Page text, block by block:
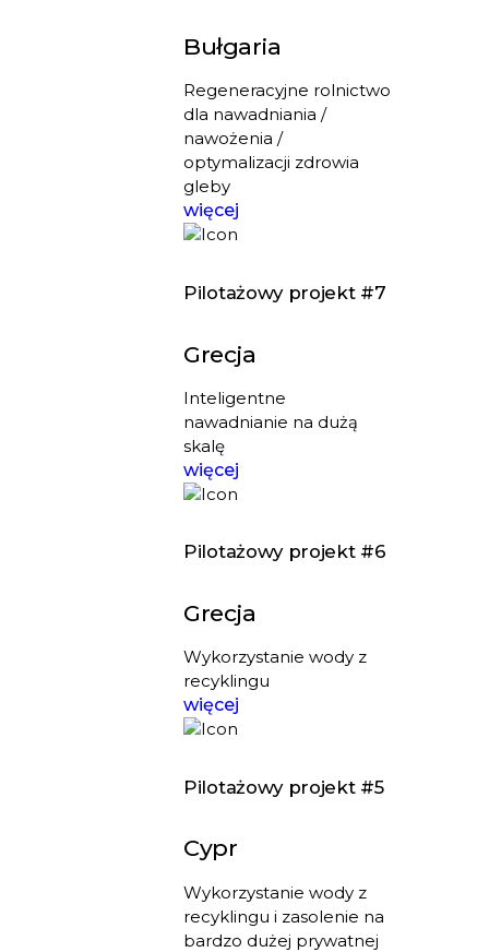
Bułgaria
Regeneracyjne rolnictwo
dla nawadniania /
nawożenia /
optymalizacji zdrowia
gleby
więcej
Pilotażowy projekt #7
Grecja
Inteligentne
nawadnianie na dużą
skalę
więcej
Pilotażowy projekt #6
Grecja
Wykorzystanie wody z
recyklingu
więcej
Pilotażowy projekt #5
Cypr
Wykorzystanie wody z
recyklingu i zasolenie na
bardzo dużej prywatnej